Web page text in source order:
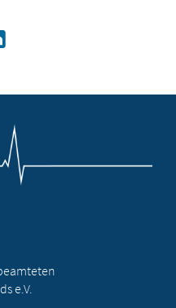
e.V.